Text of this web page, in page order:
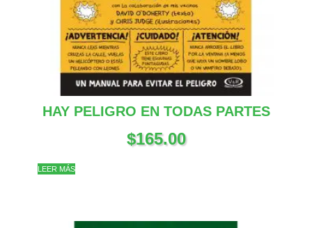
HAY PELIGRO EN TODAS PARTES
$165.00
LEER MÁS